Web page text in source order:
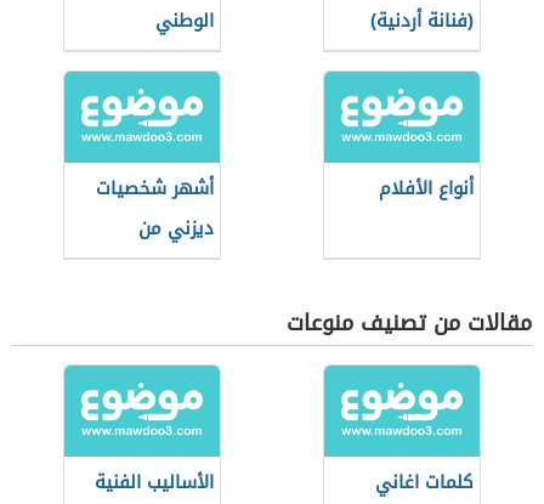
(فنانة أردنية)
الوطني
أنواع الأفلام
أشهر شخصيات
ديزني من
الحيوانات
مقالات من تصنيف منوعات
كلمات اغاني الأساليب الفنية